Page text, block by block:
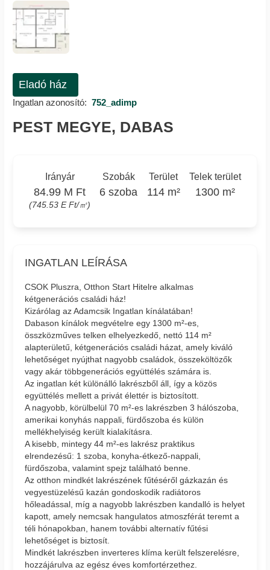
Eladó ház
Ingatlan azonosító: 752_adimp
PEST MEGYE, DABAS
Irányár
84.99 M Ft
(745.53 E Ft/㎡)
Szobák
6 szoba
Terület
114 m²
Telek terület
1300 m²
INGATLAN LEÍRÁSA
CSOK Pluszra, Otthon Start Hitelre alkalmas
kétgenerációs családi ház!
Kizárólag az Adamcsik Ingatlan kínálatában!
Dabason kínálok megvételre egy 1300 m²-es,
összközműves telken elhelyezkedő, nettó 114 m²
alapterületű, kétgenerációs családi házat, amely kiváló
lehetőséget nyújthat nagyobb családok, összeköltözők
vagy akár többgenerációs együttélés számára is.
Az ingatlan két különálló lakrészből áll, így a közös
együttélés mellett a privát élettér is biztosított.
A nagyobb, körülbelül 70 m²-es lakrészben 3 hálószoba,
amerikai konyhás nappali, fürdőszoba és külön
mellékhelyiség került kialakításra.
A kisebb, mintegy 44 m²-es lakrész praktikus
elrendezésű: 1 szoba, konyha-étkező-nappali,
fürdőszoba, valamint spejz található benne.
Az otthon mindkét lakrészének fűtéséről gázkazán és
vegyestüzelésű kazán gondoskodik radiátoros
hőleadással, míg a nagyobb lakrészben kandalló is helyet
kapott, amely nemcsak hangulatos atmoszférát teremt a
téli hónapokban, hanem további alternatív fűtési
lehetőséget is biztosít.
Mindkét lakrészben inverteres klíma került felszerelésre,
hozzájárulva az egész éves komfortérzethez.